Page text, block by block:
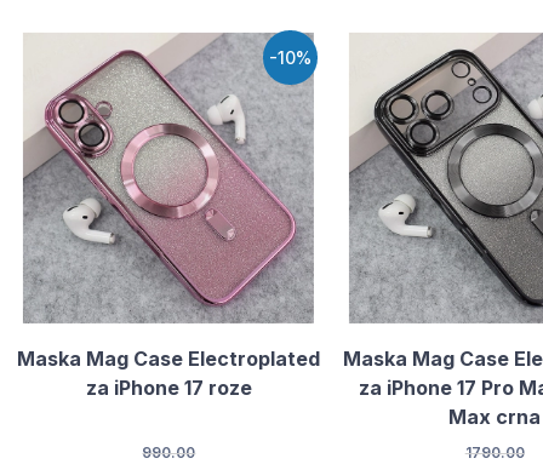
-10%
Maska Mag Case Electroplated
za iPhone 17 roze
990.00
Maska Mag Case
za iPhone 17 Pro
Max crna
1790.00